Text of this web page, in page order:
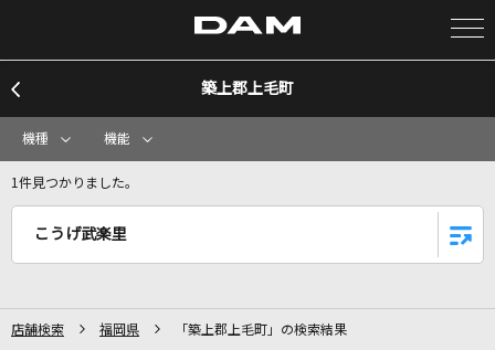
カラオケ検索
全国りれき
築上郡上毛町
機種 機能
1件見つかりました。
こうげ武楽里
店舗検索 福岡県 「築上郡上毛町」の検索結果